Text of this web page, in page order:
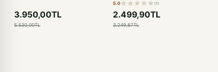
3.950,00TL
5.530,00TL
5.0 (1)
2.499,90TL
3.249,87TL